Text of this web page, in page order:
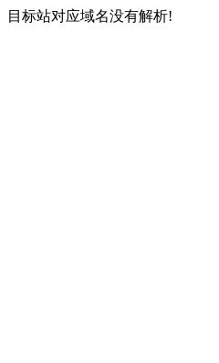
目标站对应域名没有解析!